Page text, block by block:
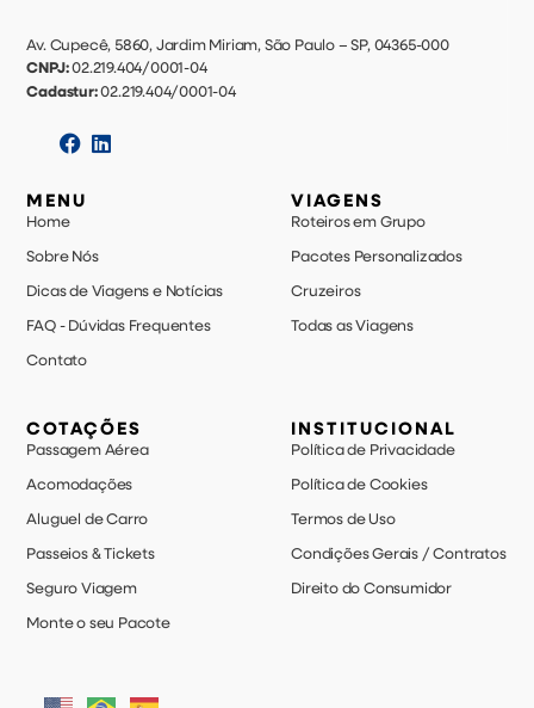
Av. Cupecê, 5860, Jardim Miriam, São Paulo – SP, 04365-000
CNPJ:02.219.404/0001-04
Cadastur:02.219.404/0001-04
MENU
Home
Sobre Nós
Dicas de Viagens e Notícias
FAQ - Dúvidas Frequentes
Contato
VIAGENS
Roteiros em Grupo
Pacotes Personalizados
Cruzeiros
Todas as Viagens
COTAÇÕES
Passagem Aérea
Acomodações
Aluguel de Carro
Passeios & Tickets
Seguro Viagem
Monte o seu Pacote
INSTITUCIONAL
Política de Privacidade
Política de Cookies
Termos de Uso
Condições Gerais / Contratos
Direito do Consumidor